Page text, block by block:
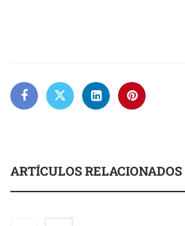
ARTÍCULOS RELACIONADOS